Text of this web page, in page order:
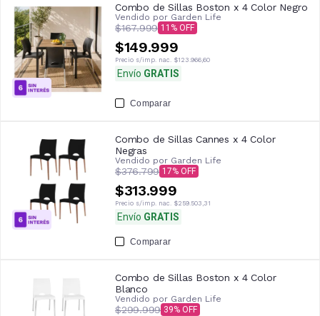
Combo de Sillas Boston x 4 Color Negro
Vendido por Garden Life
$167.999 11
$149.999
Precio s/imp. nac. $123.966,60
Envío GRATIS
Comparar
Combo de Sillas Cannes x 4 Color
Negras
Vendido por Garden Life
$376.799 17
$313.999
Precio s/imp. nac. $259.503,31
Envío GRATIS
Comparar
Combo de Sillas Boston x 4 Color
Blanco
Vendido por Garden Life
$299.999 39